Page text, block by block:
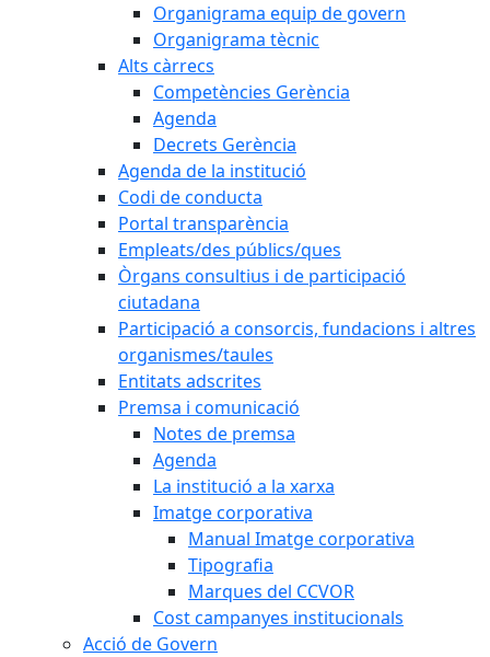
Organigrama equip de govern
Organigrama tècnic
Alts càrrecs
Competències Gerència
Agenda
Decrets Gerència
Agenda de la institució
Codi de conducta
Portal transparència
Empleats/des públics/ques
Òrgans consultius i de participació
ciutadana
Participació a consorcis, fundacions i altres
organismes/taules
Entitats adscrites
Premsa i comunicació
Notes de premsa
Agenda
La institució a la xarxa
Imatge corporativa
Manual Imatge corporativa
Tipografia
Marques del CCVOR
Cost campanyes institucionals
Acció de Govern